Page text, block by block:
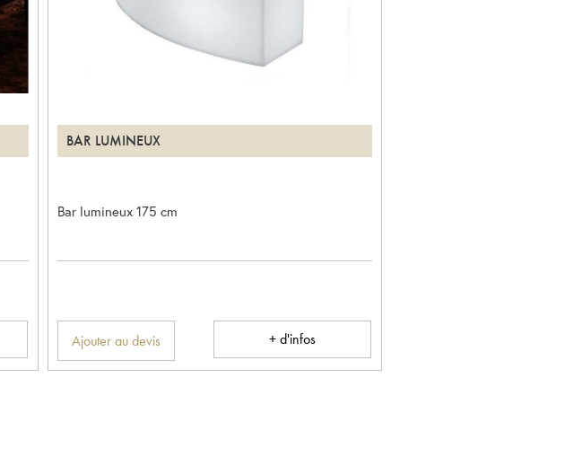
BAR LUMINEUX
Bar lumineux 175 cm
Ajouter au devis + d'infos